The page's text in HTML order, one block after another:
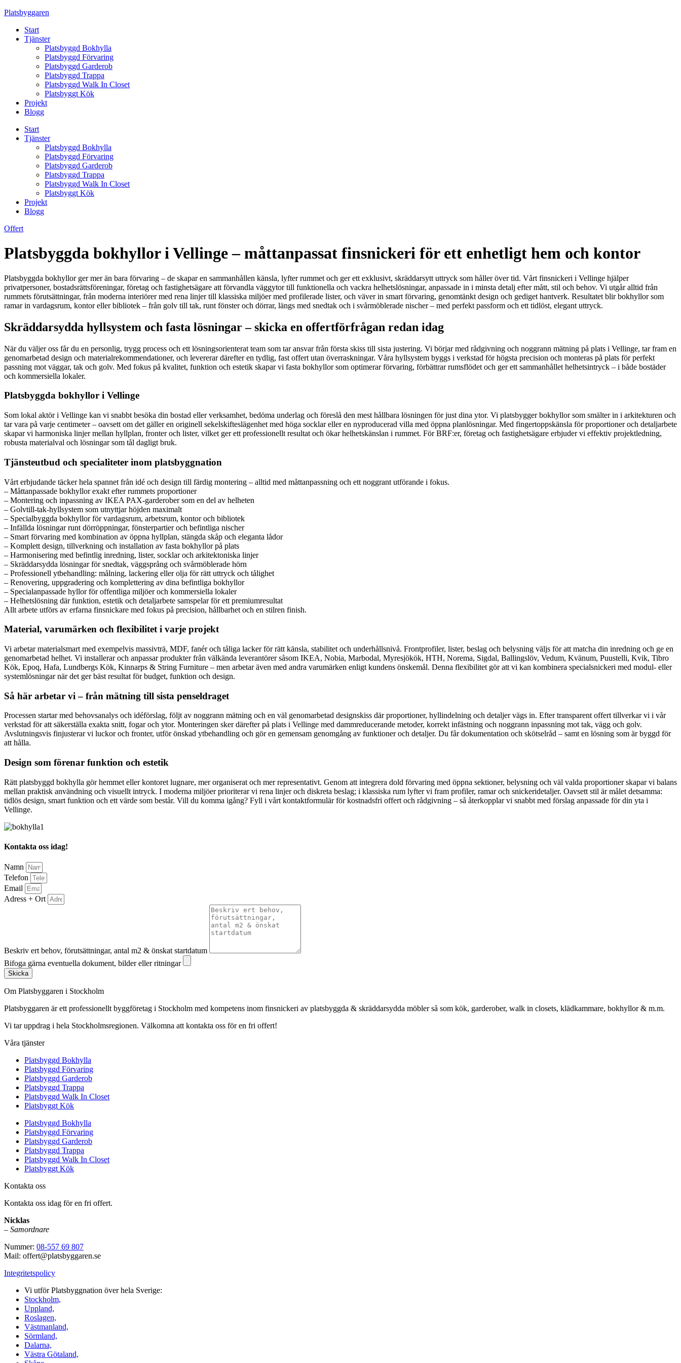
Skip
content
Platsbyggaren
Start
Tjänster
Platsbyggd Bokhylla
Platsbyggd Förvaring
Platsbyggd Garderob
Platsbyggd Trappa
Platsbyggd Walk In Closet
Platsbyggt Kök
Projekt
Blogg
Start
Tjänster
Platsbyggd Bokhylla
Platsbyggd Förvaring
Platsbyggd Garderob
Platsbyggd Trappa
Platsbyggd Walk In Closet
Platsbyggt Kök
Projekt
Blogg
Offert
Platsbyggda bokhyllor i Vellinge – måttanpassat finsnickeri för ett enhetligt hem och kontor
Platsbyggda bokhyllor ger mer än bara förvaring – de skapar en sammanhållen känsla, lyfter rummet och ger ett exklusivt, skräddarsytt uttryck som håller över tid. Vårt finsnickeri i Vellinge hjälper
privatpersoner, bostadsrättsföreningar, företag och fastighetsägare att förvandla väggytor till funktionella och vackra helhetslösningar, anpassade in i minsta detalj efter mått, stil och behov. Vi utgår alltid från
rummets förutsättningar, från moderna interiörer med rena linjer till klassiska miljöer med profilerade lister, och väver in smart förvaring, genomtänkt design och gediget hantverk. Resultatet blir bokhyllor som
ramar in vardagsrum, kontor eller bibliotek – från golv till tak, runt fönster och dörrar, längs med snedtak och i svårmöblerade nischer – med perfekt passform och ett tidlöst, elegant uttryck.
Skräddarsydda hyllsystem och fasta lösningar – skicka en offertförfrågan redan idag
När du väljer oss får du en personlig, trygg process och ett lösningsorienterat team som tar ansvar från första skiss till sista justering. Vi börjar med rådgivning och noggrann mätning på plats i Vellinge, tar fram en
genomarbetad design och materialrekommendationer, och levererar därefter en tydlig, fast offert utan överraskningar. Våra hyllsystem byggs i verkstad för högsta precision och monteras på plats för perfekt
passning mot väggar, tak och golv. Med fokus på kvalitet, funktion och estetik skapar vi fasta bokhyllor som optimerar förvaring, förbättrar rumsflödet och ger ett sammanhållet helhetsintryck – i både bostäder
och kommersiella lokaler.
Platsbyggda bokhyllor i Vellinge
Som lokal aktör i Vellinge kan vi snabbt besöka din bostad eller verksamhet, bedöma underlag och föreslå den mest hållbara lösningen för just dina ytor. Vi platsbygger bokhyllor som smälter in i arkitekturen och
tar vara på varje centimeter – oavsett om det gäller en originell sekelskifteslägenhet med höga socklar eller en nyproducerad villa med öppna planlösningar. Med fingertoppskänsla för proportioner och detaljarbete
skapar vi harmoniska linjer mellan hyllplan, fronter och lister, vilket ger ett professionellt resultat och ökar helhetskänslan i rummet. För BRF:er, företag och fastighetsägare erbjuder vi effektiv projektledning,
robusta materialval och lösningar som tål dagligt bruk.
Tjänsteutbud och specialiteter inom platsbyggnation
Vårt erbjudande täcker hela spannet från idé och design till färdig montering – alltid med måttanpassning och ett noggrant utförande i fokus.
– Måttanpassade bokhyllor exakt efter rummets proportioner
– Montering och inpassning av IKEA PAX-garderober som en del av helheten
– Golvtill-tak-hyllsystem som utnyttjar höjden maximalt
– Specialbyggda bokhyllor för vardagsrum, arbetsrum, kontor och bibliotek
– Infällda lösningar runt dörröppningar, fönsterpartier och befintliga nischer
– Smart förvaring med kombination av öppna hyllplan, stängda skåp och eleganta lådor
– Komplett design, tillverkning och installation av fasta bokhyllor på plats
– Harmonisering med befintlig inredning, lister, socklar och arkitektoniska linjer
– Skräddarsydda lösningar för snedtak, väggsprång och svårmöblerade hörn
– Professionell ytbehandling: målning, lackering eller olja för rätt uttryck och tålighet
– Renovering, uppgradering och komplettering av dina befintliga bokhyllor
– Specialanpassade hyllor för offentliga miljöer och kommersiella lokaler
– Helhetslösning där funktion, estetik och detaljarbete samspelar för ett premiumresultat
Allt arbete utförs av erfarna finsnickare med fokus på precision, hållbarhet och en stilren finish.
Material, varumärken och flexibilitet i varje projekt
Vi arbetar materialsmart med exempelvis massivträ, MDF, fanér och tåliga lacker för rätt känsla, stabilitet och underhållsnivå. Frontprofiler, lister, beslag och belysning väljs för att matcha din inredning och ge en
genomarbetad helhet. Vi installerar och anpassar produkter från välkända leverantörer såsom IKEA, Nobia, Marbodal, Myresjökök, HTH, Norema, Sigdal, Ballingslöv, Vedum, Kvänum, Puustelli, Kvik, Tibro
Kök, Epoq, Hafa, Lundbergs Kök, Kinnarps & String Furniture – men arbetar även med andra varumärken enligt kundens önskemål. Denna flexibilitet gör att vi kan kombinera specialsnickeri med modul- eller
systemlösningar när det ger bäst resultat för budget, funktion och design.
Så här arbetar vi – från mätning till sista penseldraget
Processen startar med behovsanalys och idéförslag, följt av noggrann mätning och en väl genomarbetad designskiss där proportioner, hyllindelning och detaljer vägs in. Efter transparent offert tillverkar vi i vår
verkstad för att säkerställa exakta snitt, fogar och ytor. Monteringen sker därefter på plats i Vellinge med dammreducerande metoder, korrekt infästning och noggrann inpassning mot tak, vägg och golv.
Avslutningsvis finjusterar vi luckor och fronter, utför önskad ytbehandling och gör en gemensam genomgång av funktioner och detaljer. Du får dokumentation och skötselråd – samt en lösning som är byggd för
att hålla.
Design som förenar funktion och estetik
Rätt platsbyggd bokhylla gör hemmet eller kontoret lugnare, mer organiserat och mer representativt. Genom att integrera dold förvaring med öppna sektioner, belysning och väl valda proportioner skapar vi balans
mellan praktisk användning och visuellt intryck. I moderna miljöer prioriterar vi rena linjer och diskreta beslag; i klassiska rum lyfter vi fram profiler, ramar och snickeridetaljer. Oavsett stil är målet detsamma:
tidlös design, smart funktion och ett värde som består. Vill du komma igång? Fyll i vårt kontaktformulär för kostnadsfri offert och rådgivning – så återkopplar vi snabbt med förslag anpassade för din yta i
Vellinge.
Kontakta oss idag!
Namn
Telefon
Email
Adress + Ort
Beskriv ert behov, förutsättningar, antal m2 & önskat startdatum
Bifoga gärna eventuella dokument, bilder eller ritningar
Skicka
Om Platsbyggaren i Stockholm
Platsbyggaren är ett professionellt byggföretag i Stockholm med kompetens inom finsnickeri av platsbyggda & skräddarsydda möbler så som kök, garderober, walk in closets, klädkammare, bokhyllor & m.m.
Vi tar uppdrag i hela Stockholmsregionen. Välkomna att kontakta oss för en fri offert!
Våra tjänster
Platsbyggd Bokhylla
Platsbyggd Förvaring
Platsbyggd Garderob
Platsbyggd Trappa
Platsbyggd Walk In Closet
Platsbyggt Kök
Platsbyggd Bokhylla
Platsbyggd Förvaring
Platsbyggd Garderob
Platsbyggd Trappa
Platsbyggd Walk In Closet
Platsbyggt Kök
Kontakta oss
Kontakta oss idag för en fri offert.
Nicklas
– Samordnare
Nummer: 08-557 69 807
Mail: offert@platsbyggaren.se
Integritetspolicy
Vi utför Platsbyggnation över hela Sverige:
Stockholm,
Uppland,
Roslagen,
Västmanland,
Sörmland,
Dalarna,
Västra Götaland,